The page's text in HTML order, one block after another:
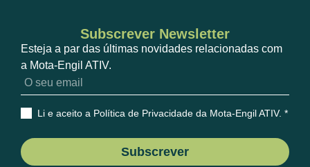
Subscrever Newsletter
Esteja a par das últimas novidades relacionadas com
a Mota-Engil ATIV.
Li e aceito a Política de Privacidade da Mota-Engil ATIV. *
Subscrever